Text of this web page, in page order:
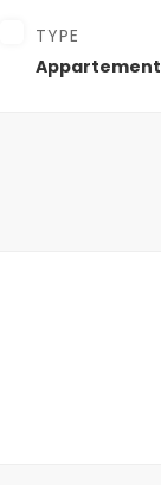
TYPE
Appartement